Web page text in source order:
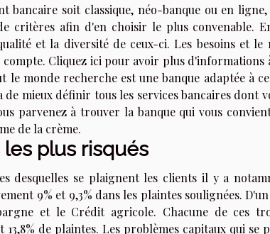
bancaire soit classique, néo-banque ou en
critères afin d'en choisir le plus convenable.
et la diversité de ceux-ci. Les besoins et
Cliquez ici pour avoir plus d'informations
le monde recherche est une banque adaptée à
de mieux définir tous les services bancaires dont
parvenez à trouver la banque qui vous
de la crème.
plus risqués
desquelles se plaignent les clients il y a
9% et 9,3% dans les plaintes soulignées.
et le Crédit agricole. Chacune de ces
13,8% de plaintes. Les problèmes capitaux qui